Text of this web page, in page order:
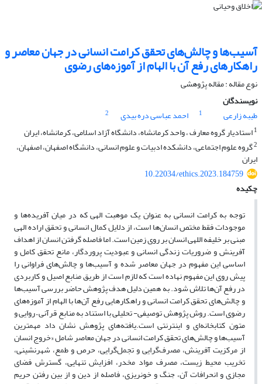
آسیب‌ها و چالش‌های تحقق کرامت انسانی در جهان معاصر و
راهکارهای رفع آن با الهام از آموزه‌های رضوی
نوع مقاله : مقاله پژوهشی
نویسندگان
طیبه زارعی
1 احمد عباسی دره بیدی
2
1استادیار گروه معارف ، واحد کرمانشاه، دانشگاه آزاد اسلامی، کرمانشاه، ایران
2گروه علوم اجتماعی، دانشکده ادبیات و علوم انسانی، دانشگاه اصفهان، اصفهان،
ایران
10.22034/ethics.2023.184759
چکیده
توجه به کرامت انسانی به عنوان یک موهبت الهی که در میان آفریده‌ها و
موجودات فقط مختص انسان‌ها است، از دلایل کمال انسانی و تحقق اراده الهی
مبنی بر خلیفه اللهی انسان بر روی زمین است. اما فاصله گرفتن انسان از اهداف
آفرینش و ضروریات زندگی انسانی و عبودیت پروردگار، مانع تحقق کامل و
اساسی این مفهوم در جهان معاصر شده و آسیب‌ها و چالش‌های فراوانی را
پیش روی این مفهوم نهاده است که لازم است از طریق منابع اصیل و کاربردی
در رفع آن‌ها تلاش شود. به همین دلیل هدف پژوهش حاضر بررسی آسیب‌ها
و چالش‌های تحقق کرامت انسانی و راهکارهایی رفع آن‌ها با الهام از آموزه‌های
رضوی است. روش پژوهش توصیفی- تحلیلی با استناد به منابع قرآنی – روایی و
متون کتابخانه‌ای و اینترنتی است.یافته‌های پژوهش نشان داد مهمترین
آسیب‌ها و چالش‌های تحقق کرامت انسانی در جهان معاصر شامل «خروج انسان
از مرکزیت آفرینش، مصرف‌گرایی و تجمل‌گرایی، حرص و طمع، شهرنشینی،
تخریب محیط زیست، مصرف مواد مخدر، افزایش تنهایی، گسترش فضای
مجازی و انحرافات آن، جنگ و خونریزی، فاصله از دین و از بین رفتن حریم